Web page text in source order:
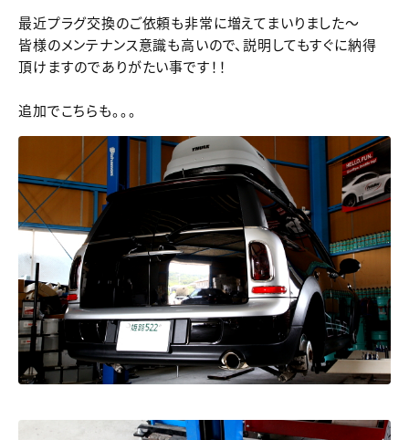
最近プラグ交換のご依頼も非常に増えてまいりました～
皆様のメンテナンス意識も高いので、説明してもすぐに納得
頂けますのでありがたい事です！！
追加でこちらも。。。